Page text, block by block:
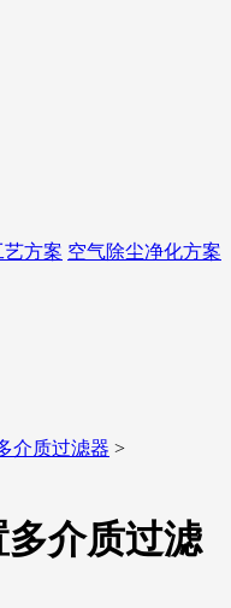
艺方案 空气除尘净化方案
介质过滤器 >
介质过滤